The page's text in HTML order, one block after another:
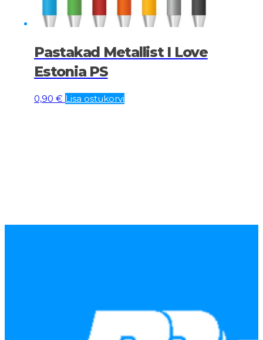
Pastakad Metallist I Love
Estonia PS
0,90 € Lisa ostukorvi